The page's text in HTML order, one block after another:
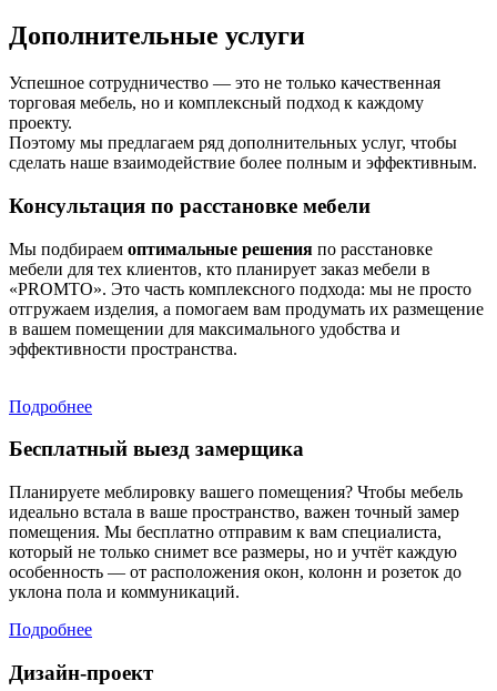
Дополнительные услуги
Успешное сотрудничество — это не только качественная
торговая мебель, но и комплексный подход к каждому
проекту.
Поэтому мы предлагаем ряд дополнительных услуг, чтобы
сделать наше взаимодействие более полным и эффективным.
Консультация по расстановке мебели
Мы подбираем оптимальные решения по расстановке
мебели для тех клиентов, кто планирует заказ мебели в
«PROMTO». Это часть комплексного подхода: мы не просто
отгружаем изделия, а помогаем вам продумать их размещение
в вашем помещении для максимального удобства и
эффективности пространства.
Подробнее
Бесплатный выезд замерщика
Планируете меблировку вашего помещения? Чтобы мебель
идеально встала в ваше пространство, важен точный замер
помещения. Мы бесплатно отправим к вам специалиста,
который не только снимет все размеры, но и учтёт каждую
особенность — от расположения окон, колонн и розеток до
уклона пола и коммуникаций.
Подробнее
Дизайн-проект